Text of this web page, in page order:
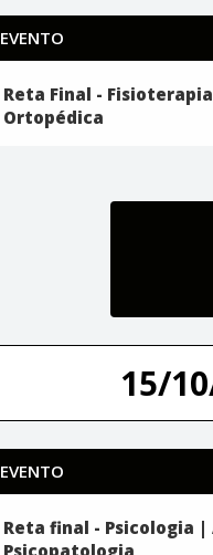
EVENTO
Reta Final -
Ortopédica
15/
EVENTO
Reta final - Psicologia
Psicopatologia